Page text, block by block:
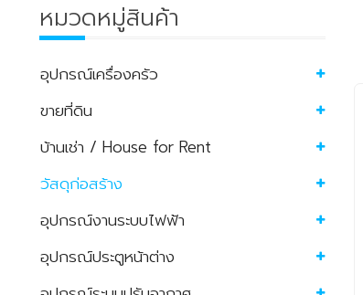
หมวดหมู่สินค้า
อุปกรณ์เครื่องครัว
ขายที่ดิน
บ้านเช่า / House for Rent
วัสดุก่อสร้าง
อุปกรณ์งานระบบไฟฟ้า
อุปกรณ์ประตูหน้าต่าง